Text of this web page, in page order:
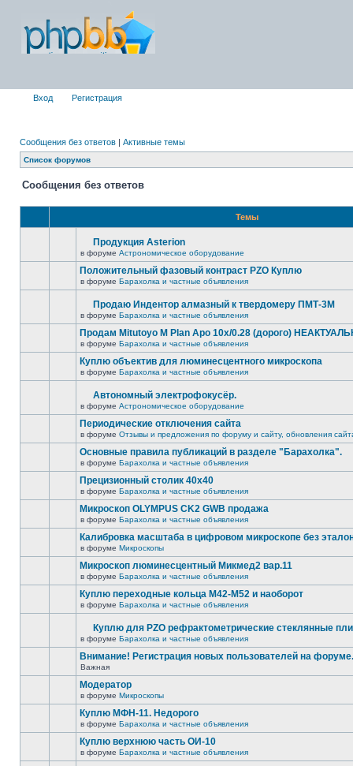
Вход Регистрация
Сообщения без ответов | Активные темы
Список форумов
Сообщения без ответов
Темы
Продукция Asterion
в форуме Астрономическое оборудование
Положительный фазовый контраст PZO Куплю
в форуме Барахолка и частные объявления
Продаю Индентор алмазный к твердомеру ПМТ-3М
в форуме Барахолка и частные объявления
Продам Mitutoyo M Plan Apo 10x/0.28 (дорого)
в форуме Барахолка и частные объявления
Куплю объектив для люминесцентного микроскопа
в форуме Барахолка и частные объявления
Автономный электрофокусёр.
в форуме Астрономическое оборудование
Периодические отключения сайта
в форуме Отзывы и предложения по форуму и сайту, обновления
Основные правила публикаций в разделе "Барахолка".
в форуме Барахолка и частные объявления
Прецизионный столик 40х40
в форуме Барахолка и частные объявления
Микроскоп OLYMPUS CK2 GWB продажа
в форуме Барахолка и частные объявления
Калибровка масштаба в цифровом микроскопе без
в форуме Микроскопы
Микроскоп люминесцентный Микмед2 вар.11
в форуме Барахолка и частные объявления
Куплю переходные кольца М42-М52 и наоборот
в форуме Барахолка и частные объявления
Куплю для PZO рефрактометрические стеклянные
в форуме Барахолка и частные объявления
Внимание! Регистрация новых пользователей на форуме.
Важная
Модератор
в форуме Микроскопы
Куплю МФН-11. Недорого
в форуме Барахолка и частные объявления
Куплю верхнюю часть ОИ-10
в форуме Барахолка и частные объявления